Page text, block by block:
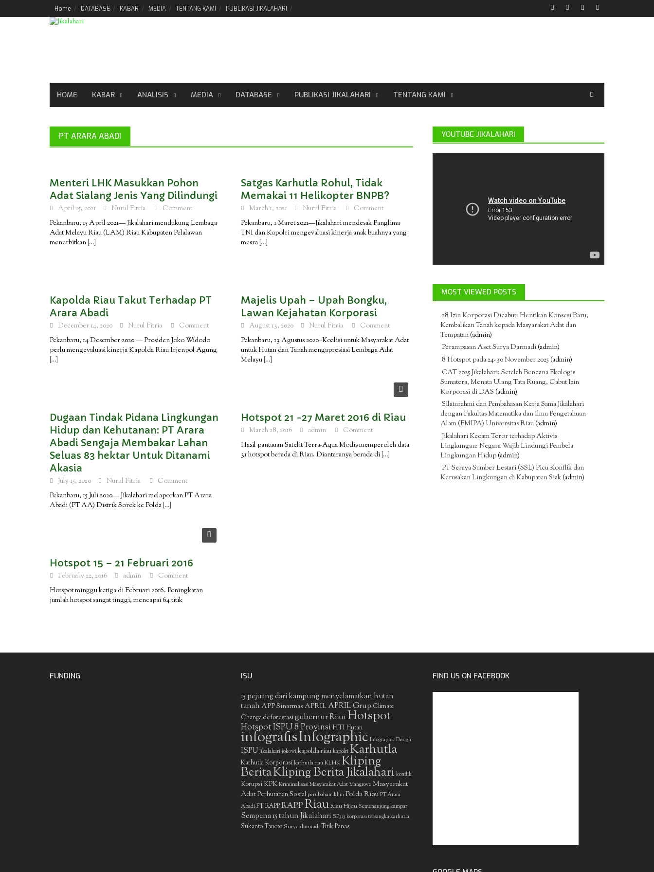
Home DATABASE KABAR MEDIA TENTANG KAMI PUBLIKASI JIKALAHARI
HOME KABAR ANALISIS MEDIA DATABASE PUBLIKASI JIKALAHARI TENTANG KAMI
PT ARARA ABADI
Menteri LHK Masukkan Pohon
Adat Sialang Jenis Yang Dilindungi
April 15, 2021 Nurul Fitria
Comment
Pekanbaru, 15 April 2021— Jikalahari mendukung Lembaga
Adat Melayu Riau (LAM) Riau Kabupaten Pelalawan
menerbitkan […]
Satgas Karhutla Rohul, Tidak
Memakai 11 Helikopter BNPB?
March 1, 2021 Nurul Fitria
Comment
Pekanbaru, 1 Maret 2021—Jikalahari mendesak Panglima
TNI dan Kapolri mengevaluasi kinerja anak buahnya yang
mesra […]
Kapolda Riau Takut Terhadap PT
Arara Abadi
December 14, 2020 Nurul Fitria
Comment
Pekanbaru, 14 Desember 2020 — Presiden Joko Widodo
perlu mengevaluasi kinerja Kapolda Riau Irjenpol Agung
[…]
Majelis Upah – Upah Bongku,
Lawan Kejahatan Korporasi
August 13, 2020 Nurul Fitria
Comment
Pekanbaru, 13 Agustus 2020–Koalisi untuk Masyarakat Adat
untuk Hutan dan Tanah mengapresiasi Lembaga Adat
Melayu […]
Dugaan Tindak Pidana Lingkungan
Hidup dan Kehutanan: PT Arara
Abadi Sengaja Membakar Lahan
Seluas 83 hektar Untuk Ditanami
Akasia
July 15, 2020 Nurul Fitria
Comment
Pekanbaru, 15 Juli 2020— Jikalahari melaporkan PT Arara
Abadi (PT AA) Distrik Sorek ke Polda […]
Hotspot 21 -27 Maret 2016 di Riau
March 28, 2016 admin
Comment
Hasil pantauan Satelit Terra-Aqua Modis memperoleh data
31 hotspot berada di Riau. Diantaranya berada di […]
Hotspot 15 – 21 Februari 2016
February 22, 2016 admin
Comment
Hotspot minggu ketiga di Februari 2016. Peningkatan
jumlah hotspot sangat tinggi, mencapai 64 titik
YOUTUBE JIKALAHARI
MOST VIEWED POSTS
28 Izin Korporasi Dicabut: Hentikan Konsesi Baru,
Kembalikan Tanah kepada Masyarakat Adat dan
Tempatan(admin)
Perampasan Aset Surya Darmadi(admin)
8 Hotspot pada 24-30 November 2025(admin)
CAT 2025 Jikalahari: Setelah Bencana Ekologis
Sumatera, Menata Ulang Tata Ruang, Cabut Izin
Korporasi di DAS (admin)
Silaturahmi dan Pembahasan Kerja Sama Jikalahari
dengan Fakultas Matematika dan Ilmu Pengetahuan
Alam (FMIPA) Universitas Riau(admin)
Jikalahari Kecam Teror terhadap Aktivis
Lingkungan: Negara Wajib Lindungi Pembela
Lingkungan Hidup(admin)
PT Seraya Sumber Lestari (SSL) Picu Konflik dan
Kerusakan Lingkungan di Kabupaten Siak(admin)
FUNDING ISU
15 pejuang dari kampung menyelamatkan hutan
tanah APP Sinarmas APRIL APRIL Grup Climate
Change deforestasigubernur RiauHotspot
Hotspot ISPU 8 ProvinsiHTIHutan
infografisInfographic Infographic Design
ISPU Jikalahari jokowi kapolda riau kapolri Karhutla
Karhutla Korporasi karhutla riau KLHKKliping
BeritaKliping Berita Jikalahari konflik
Korupsi KPK Kriminalisasi Masyarakat Adat Mangrove Masyarakat
AdatPerhutanan Sosial perubahan iklim Polda Riau PT Arara
Abadi PT RAPPRAPPRiauRiau Hijau Semenanjung kampar
Sempena 15 tahun Jikalahari SP3 15 korporasi tersangka karhutla
Sukanto Tanoto Surya darmadiTitik Panas
FIND US ON FACEBOOK